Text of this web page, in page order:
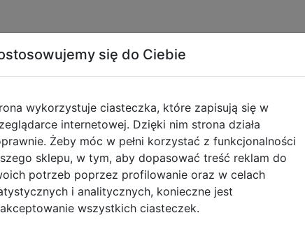
Polecane
Astra Zeszyt A5 16 kartek Kratka
Minecraft 102025055
się do Ciebie
wykorzystuje ciasteczka, które zapisują się w
internetowej. Dzięki nim strona działa
Żeby móc w pełni korzystać z funkcjonalności
sklepu, w tym, aby dopasować treść reklam do
potrzeb poprzez profilowanie oraz w celach
i analitycznych, konieczne jest
wszystkich ciasteczek.